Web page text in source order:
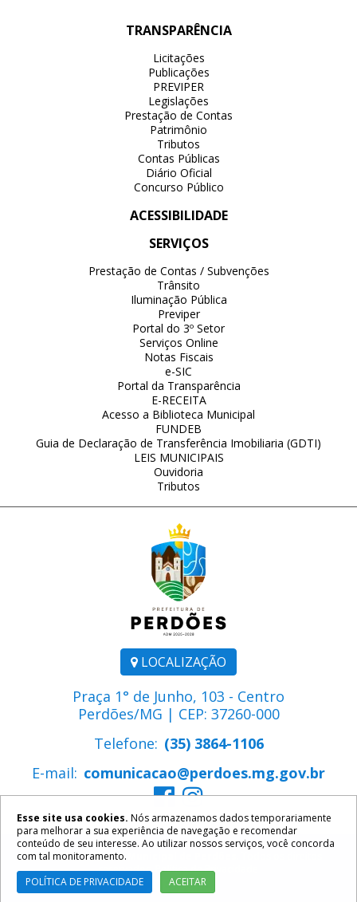
LOCALIZAÇÃO
Praça 1° de Junho, 103 - Centro
Perdões/MG | CEP: 37260-000
Telefone: (35) 3864-1106
E-mail: comunicacao@perdoes.mg.gov.br
TRANSPARÊNCIA
Licitações
Publicações
PREVIPER
Legislações
Prestação de Contas
Patrimônio
Tributos
Contas Públicas
Diário Oficial
Concurso Público
ACESSIBILIDADE
SERVIÇOS
Prestação de Contas / Subvenções
Trânsito
Iluminação Pública
Previper
Portal do 3º Setor
Serviços Online
Notas Fiscais
e-SIC
Portal da Transparência
E-RECEITA
Acesso a Biblioteca Municipal
FUNDEB
Guia de Declaração de Transferência Imobiliaria (GDTI)
LEIS MUNICIPAIS
Ouvidoria
Tributos
2026 ©Prefeitura Municipal de Perdões
reservados. Política de Privacidade
Esse site usa cookies. Nós armazenamos dados temporariamente
para melhorar a sua experiência de navegação e recomendar
conteúdo de seu interesse. Ao utilizar nossos serviços, você concorda
com tal monitoramento.
POLÍTICA DE PRIVACIDADE
ACEITAR